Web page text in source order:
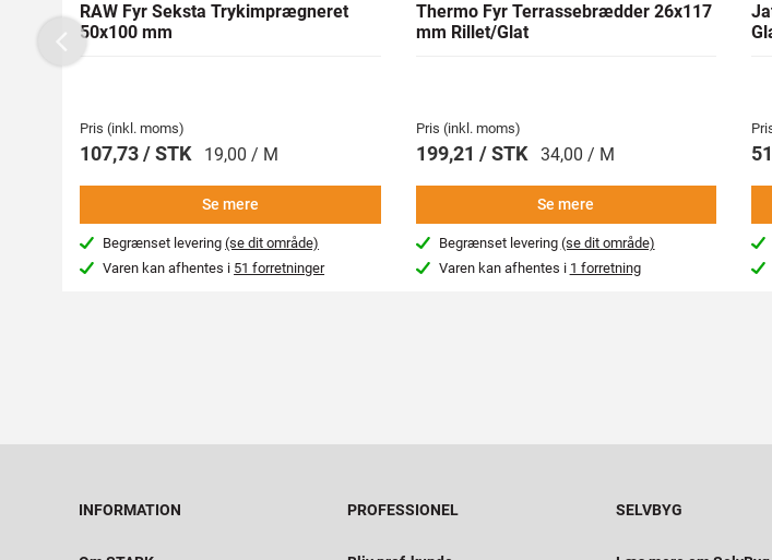
RAW Fyr Seksta Trykimprægneret
50x100 mm
Pris (inkl. moms)
107,73 / STK 19,00 / M
Se mere
Begrænset levering(se dit område)
Varen kan afhentes i 51 forretninger
Thermo Fyr Terrassebrædder 26x117
mm Rillet/Glat
Pris (inkl. moms)
199,21 / STK 34,00 / M
Se mere
Begrænset levering (se dit område)
Varen kan afhentes i 1 forretning
Previous
INFORMATION PROFESSIONEL SELVBYG